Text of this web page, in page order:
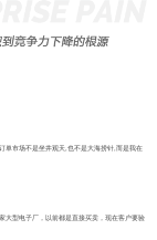
单市场不是坐井观天,也不是大海捞针,而是我在
大型电子厂，以前都是直接买卖，现在客户要验